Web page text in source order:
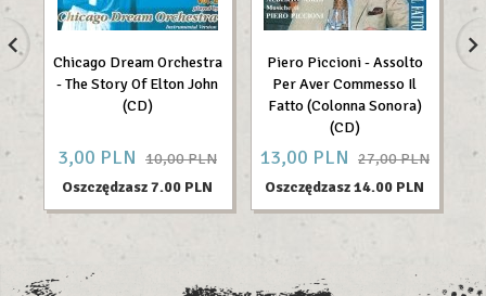
Chicago Dream Orchestra
- The Story Of Elton John
(CD)
3,00 PLN 10,00 PLN
Oszczędzasz 7.00 PLN
Piero Piccioni - Assolto
Per Aver Commesso Il
Fatto (Colonna Sonora)
(CD)
13,00 PLN 27,00 PLN
Oszczędzasz 14.00 PLN